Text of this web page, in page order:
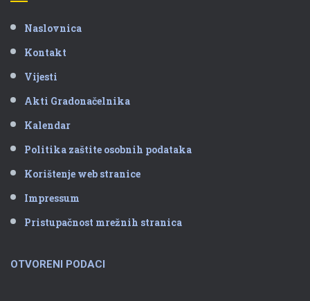
Naslovnica
Kontakt
Vijesti
Akti Gradonačelnika
Kalendar
Politika zaštite osobnih podataka
Korištenje web stranice
Impressum
Pristupačnost mrežnih stranica
OTVORENI PODACI